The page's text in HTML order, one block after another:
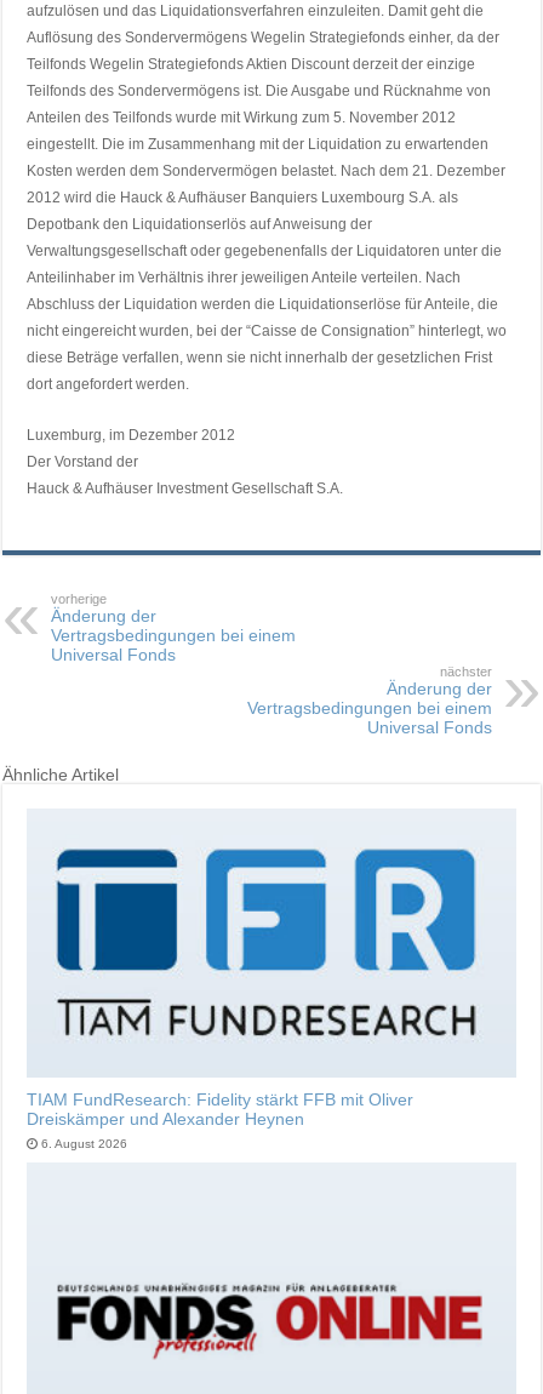
aufzulösen und das Liquidationsverfahren einzuleiten. Damit geht die
Auflösung des Sondervermögens Wegelin Strategiefonds einher, da der
Teilfonds Wegelin Strategiefonds Aktien Discount derzeit der einzige
Teilfonds des Sondervermögens ist. Die Ausgabe und Rücknahme von
Anteilen des Teilfonds wurde mit Wirkung zum 5. November 2012
eingestellt. Die im Zusammenhang mit der Liquidation zu erwartenden
Kosten werden dem Sondervermögen belastet. Nach dem 21. Dezember
2012 wird die Hauck & Aufhäuser Banquiers Luxembourg S.A. als
Depotbank den Liquidationserlös auf Anweisung der
Verwaltungsgesellschaft oder gegebenenfalls der Liquidatoren unter die
Anteilinhaber im Verhältnis ihrer jeweiligen Anteile verteilen. Nach
Abschluss der Liquidation werden die Liquidationserlöse für Anteile, die
nicht eingereicht wurden, bei der “Caisse de Consignation” hinterlegt, wo
diese Beträge verfallen, wenn sie nicht innerhalb der gesetzlichen Frist
dort angefordert werden.
Luxemburg, im Dezember 2012
Der Vorstand der
Hauck & Aufhäuser Investment Gesellschaft S.A.
vorherige
Änderung der
Vertragsbedingungen bei einem
Universal Fonds
nächster
Änderung der
Vertragsbedingungen bei einem
Universal Fonds
Ähnliche Artikel
TIAM FundResearch: Fidelity stärkt FFB mit Oliver
Dreiskämper und Alexander Heynen
6. August 2026